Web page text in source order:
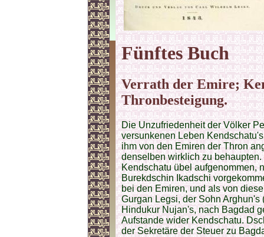
Fünftes Buch
Verrath der Emire;
Thronbesteigung.
Die Unzufriedenheit der Völker
versunkenen Leben
ihm von den Emiren der Thron
denselben wirklich zu
Kendschatu übel aufgenommen,
Burekdschin Ikadschi
bei den Emiren, und als von
Gurgan Legsi, der Sohn Arghun's
Hindukur Nujan's, nach Bagdad
Aufstande wider Kendschatu.
der Sekretäre der Steuer zu